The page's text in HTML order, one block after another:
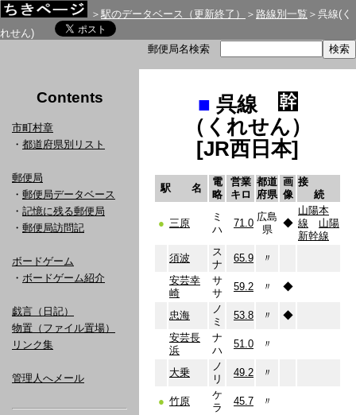
＞ 駅のデータベース（更新終了） ＞ 路線別一覧 ＞呉線(く
れせん)
郵便局名検索
Contents
市町村章
・ 都道府県別リスト
郵便局
・ 郵便局データベース
・ 記憶に残る郵便局
・ 郵便局訪問記
ボードゲーム
・ ボードゲーム紹介
戯言（日記）
物置（ファイル置場）
リンク集
管理人へメール
■ 呉線
（くれせん）
[JR西日本]
駅 名
電
略
営業
キロ
都道
府県
画
像
接
続
● 三原
ミ
ハ
71.0
広島
県
◆
山陽本
線
山陽
新幹線
須波
ス
ナ
65.9
〃
安芸幸
崎
サ
サ
59.2 〃 ◆
忠海
ノ
ミ
53.8 〃
◆
安芸長
浜
ナ
ハ
51.0 〃
大乗
ノ
リ
49.2 〃
● 竹原
ケ
ラ
45.7 〃